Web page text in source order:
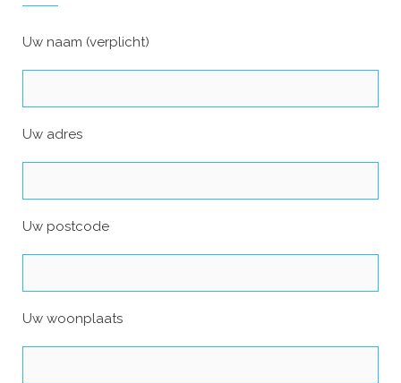
Uw naam (verplicht)
Uw adres
Uw postcode
Uw woonplaats